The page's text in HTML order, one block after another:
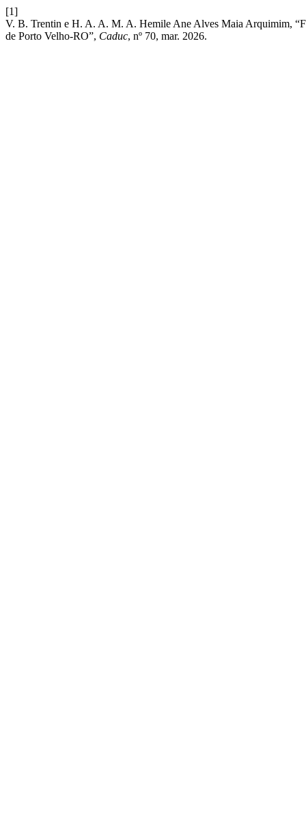
[1]
V. B. Trentin e H. A. A. M. A. Hemile Ane Alves Maia Arquimim,
de Porto Velho-RO”, Caduc, nº 70, mar. 2026.